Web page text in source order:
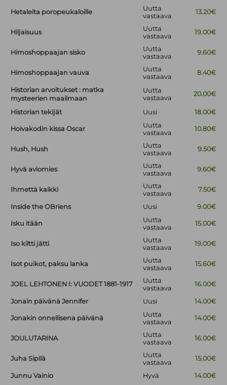
Hetaleita poropeukaloille
Uutta
vastaava
13.20€
Hiljaisuus
Uutta
vastaava
19.00€
Himoshoppaajan sisko
Uutta
vastaava
9.60€
Himoshoppaajan vauva
Uutta
vastaava
8.40€
Historian arvoitukset : matka
mysteerien maailmaan
Uutta
vastaava
20.00€
Historian tekijät Uusi 18.00€
Hoivakodin kissa Oscar
Uutta
vastaava
10.80€
Hush, Hush
Uutta
vastaava
9.50€
Hyvä aviomies
Uutta
vastaava
9.60€
Ihmettä kaikki
Uutta
vastaava
7.50€
Inside the OBriens Uusi 9.00€
Isku itään
Uutta
vastaava
15.00€
Iso kiltti jätti
Uutta
vastaava
19.00€
Isot puikot, paksu lanka
Uutta
vastaava
15.60€
JOEL LEHTONEN I: VUODET 1881-1917
Uutta
vastaava
16.00€
Jonain päivänä Jennifer Uusi 14.00€
Jonakin onnellisena päivänä
Uutta
vastaava
14.00€
JOULUTARINA
Uutta
vastaava
16.00€
Juha Sipilä
Uutta
vastaava
15.00€
Junnu Vainio Hyvä 14.00€